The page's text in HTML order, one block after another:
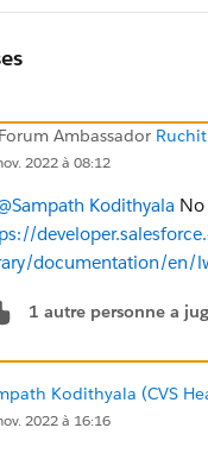
Forum Ambassador
2022 à 08:12
Kodithyala
documentation/en/
1 autre personne a
Kodithyala (CVS
2022 à 16:16